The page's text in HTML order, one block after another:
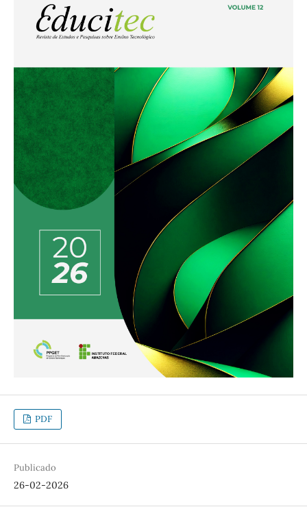
PDF
Publicado
26-02-2026